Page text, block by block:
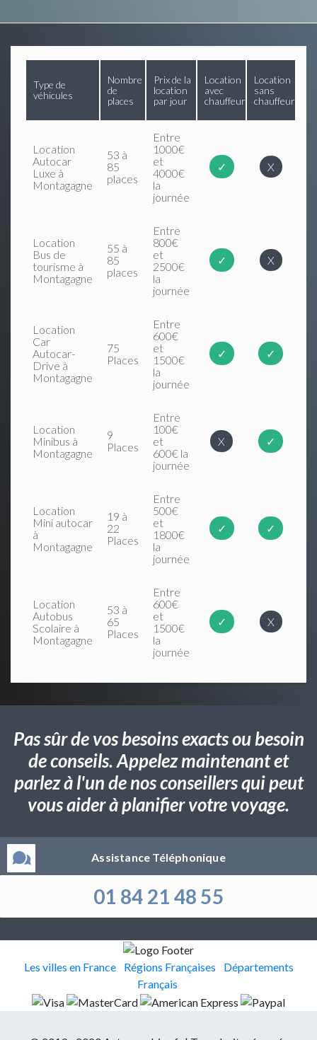
Type de
véhicules
Nombre
de
places
Prix de la
location
par jour
Location
avec
chauffeur
Location
sans
chauffeur
Location
Autocar
Luxe à
Montagagne
53 à
85
places
Entre
1000€
et
4000€
la
journée
✓ X
Location
Bus de
tourisme à
Montagagne
55 à
85
places
Entre
800€
et
2500€
la
journée
✓ X
Location
Car
Autocar-
Drive à
Montagagne
75
Places
Entre
600€
et
1500€
la
journée
✓ ✓
Location
Minibus à
Montagagne
9
Places
Entre
100€
et
600€ la
journée
X ✓
Location
Mini autocar
à
Montagagne
19 à
22
Places
Entre
500€
et
1800€
la
journée
✓ ✓
Location
Autobus
Scolaire à
Montagagne
53 à
65
Places
Entre
600€
et
1500€
la
journée
✓ X
Pas sûr de vos besoins exacts ou besoin
de conseils. Appelez maintenant et
parlez à l'un de nos conseillers qui peut
vous aider à planifier votre voyage.
Assistance Téléphonique
01 84 21 48 55
Les villes en France Régions Françaises
Départements
Français